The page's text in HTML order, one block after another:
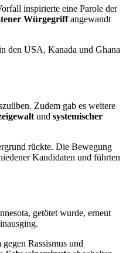
inspirierte eine Parole der
Würgegriffangewandt
den USA, Kanada und Ghana
Zudem gab es weitere
und systemischer
rückte. Die Bewegung
Kandidaten und führten
getötet wurde, erneut
Rassismus und